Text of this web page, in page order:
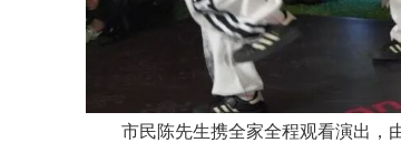
市民陈先生携全家全程观看演出，